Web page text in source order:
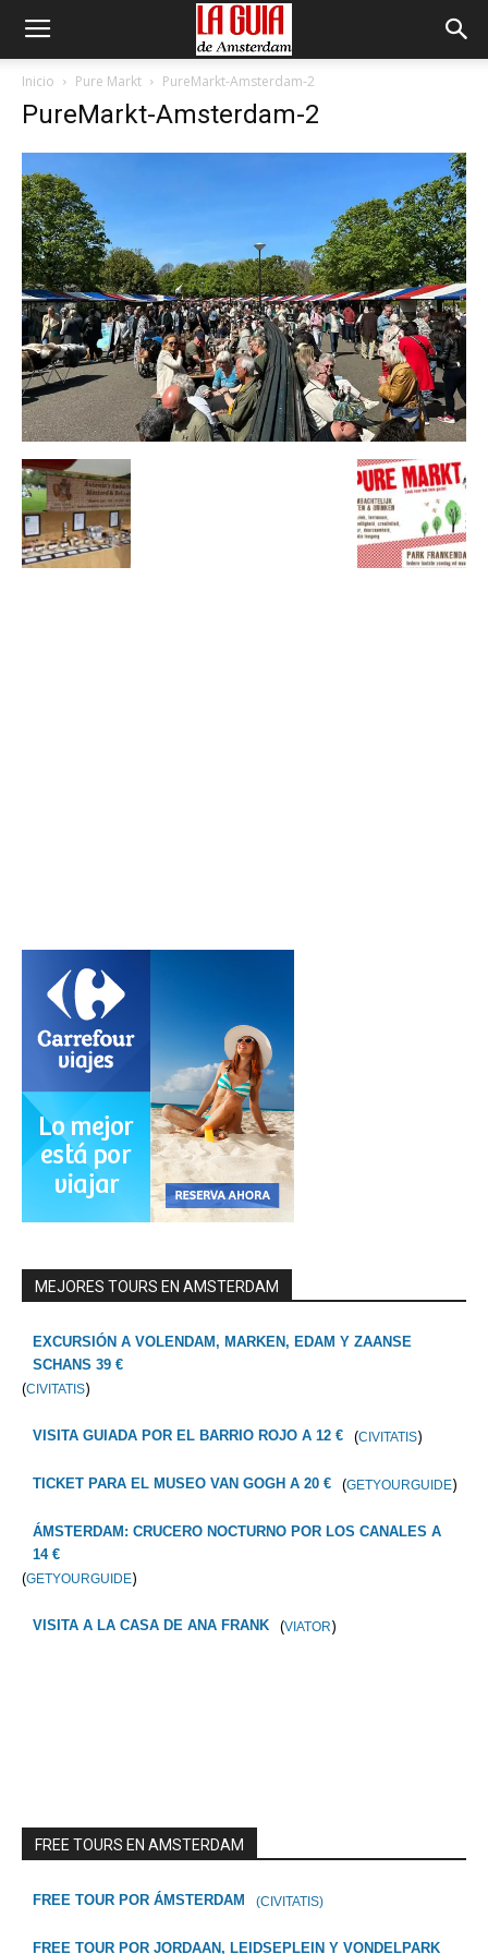
Inicio Pure Markt PureMarkt-Amsterdam-2
PureMarkt-Amsterdam-2
MEJORES TOURS EN AMSTERDAM
EXCURSIÓN A VOLENDAM, MARKEN, EDAM Y ZAANSE
SCHANS 39 €
(CIVITATIS)
VISITA GUIADA POR EL BARRIO ROJO A 12 € (CIVITATIS)
TICKET PARA EL MUSEO VAN GOGH A 20 € (GETYOURGUIDE)
ÁMSTERDAM: CRUCERO NOCTURNO POR LOS CANALES A
14 €
(GETYOURGUIDE)
VISITA A LA CASA DE ANA FRANK (VIATOR)
FREE TOURS EN AMSTERDAM
FREE TOUR POR ÁMSTERDAM (CIVITATIS)
FREE TOUR POR JORDAAN, LEIDSEPLEIN Y VONDELPARK